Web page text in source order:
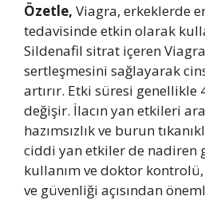
Özetle, Viagra, erkeklerde
tedavisinde etkin olarak
Sildenafil sitrat içeren
sertleşmesini sağlayarak
artırır. Etki süresi genellikle
değişir. İlacın yan etkileri
hazımsızlık ve burun
ciddi yan etkiler de nadiren
kullanım ve doktor kontrolü,
ve güvenliği açısından